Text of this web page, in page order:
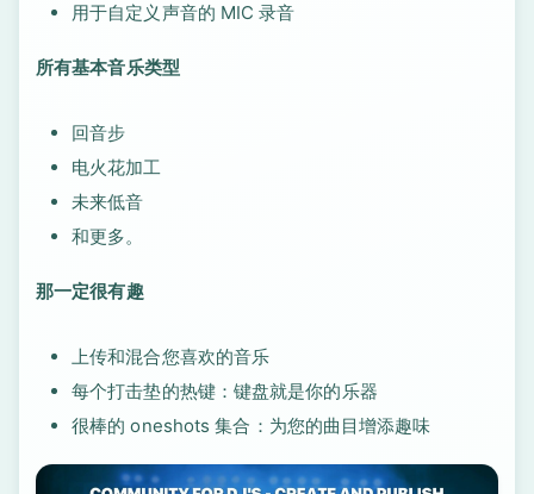
用于自定义声音的 MIC 录音
所有基本音乐类型
回音步
电火花加工
未来低音
和更多。
那一定很有趣
上传和混合您喜欢的音乐
每个打击垫的热键：键盘就是你的乐器
很棒的 oneshots 集合：为您的曲目增添趣味